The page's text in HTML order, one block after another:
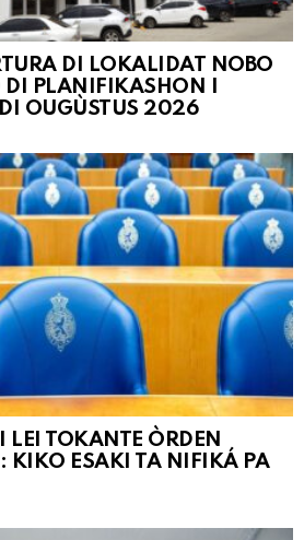
DI LOKALIDAT NOBO
DI PLANIFIKASHON I
DI OUGÙSTUS 2026
LEI TOKANTE ÒRDEN
KIKO ESAKI TA NIFIKÁ PA